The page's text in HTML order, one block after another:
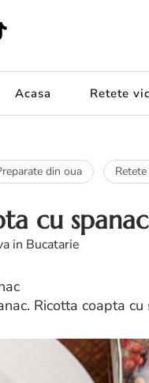
Acasa Retete
din oua
cu
in Bucatarie
Ricotta coapta